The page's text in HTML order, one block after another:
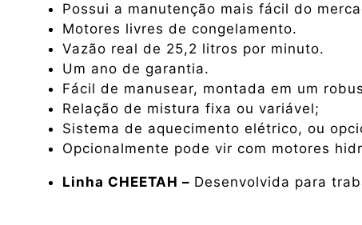
Possui a manutenção mais fácil do
Motores livres de congelamento.
Vazão real de 25,2 litros por minuto.
Um ano de garantia.
Fácil de manusear, montada em um
Relação de mistura fixa ou variável;
Sistema de aquecimento elétrico, ou
Opcionalmente pode vir com motores
Linha CHEETAH – Desenvolvida para